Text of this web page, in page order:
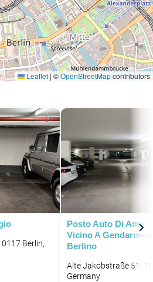
Leaflet |©OpenStreetMapcontributors
Berlin,
Posto Auto Di Amir
Vicino A
Berlino
Alte Jakobstraße 51,
Germany